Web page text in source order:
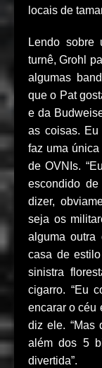
locais de
Lendo sobre
turnê, Grohl
algumas
que o Pat
e da
as coisas. Eu
faz uma
de OVNIs.
escondido
dizer,
seja os
alguma outra
casa de
sinistra
cigarro. “Eu
encarar o céu
diz ele. “Mas
além dos 5
divertida”.